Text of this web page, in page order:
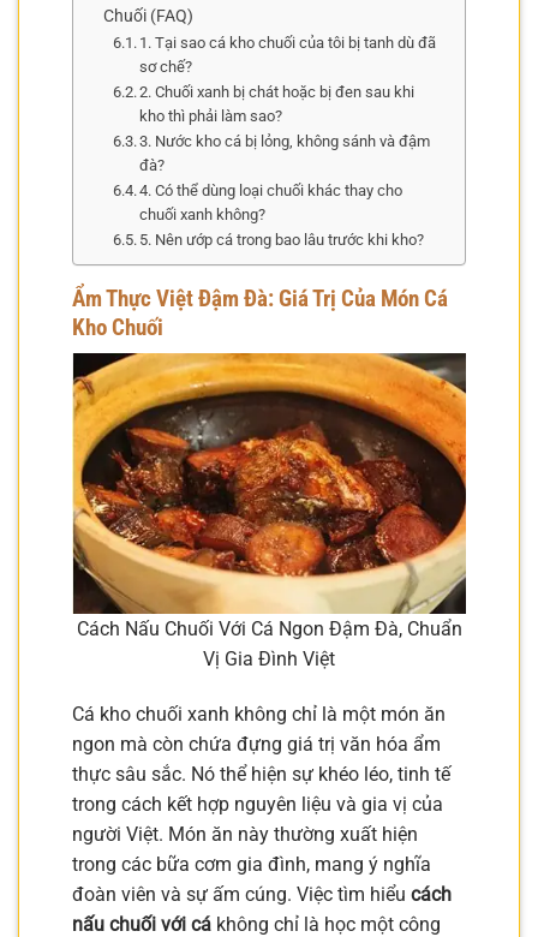
Chuối (FAQ)
1. Tại sao cá kho chuối của tôi bị tanh dù đã
sơ chế?
2. Chuối xanh bị chát hoặc bị đen sau khi
kho thì phải làm sao?
3. Nước kho cá bị lỏng, không sánh và đậm
đà?
4. Có thể dùng loại chuối khác thay cho
chuối xanh không?
5. Nên ướp cá trong bao lâu trước khi kho?
Ẩm Thực Việt Đậm Đà: Giá Trị Của Món Cá
Kho Chuối
Cách Nấu Chuối Với Cá Ngon Đậm Đà, Chuẩn
Vị Gia Đình Việt
Cá kho chuối xanh không chỉ là một món ăn
ngon mà còn chứa đựng giá trị văn hóa ẩm
thực sâu sắc. Nó thể hiện sự khéo léo, tinh tế
trong cách kết hợp nguyên liệu và gia vị của
người Việt. Món ăn này thường xuất hiện
trong các bữa cơm gia đình, mang ý nghĩa
đoàn viên và sự ấm cúng. Việc tìm hiểu cách
nấu chuối với cá không chỉ là học một công